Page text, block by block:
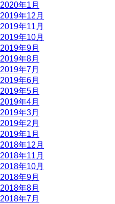
2020年1月
2019年12月
2019年11月
2019年10月
2019年9月
2019年8月
2019年7月
2019年6月
2019年5月
2019年4月
2019年3月
2019年2月
2019年1月
2018年12月
2018年11月
2018年10月
2018年9月
2018年8月
2018年7月